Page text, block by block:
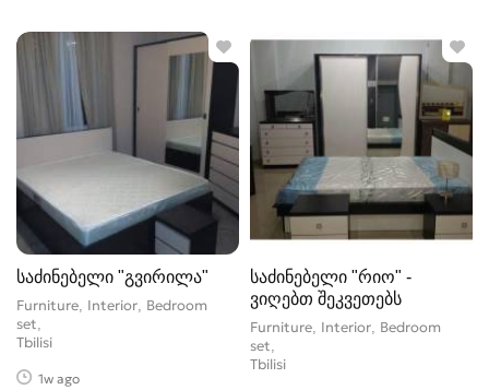
საძინებელი "გვირილა"
Furniture, Interior, Bedroom
set
Tbilisi
1w ago
საძინებელი "რიო" -
ვიღებთ შეკვეთებს
Furniture, Interior, Bedroom
set
Tbilisi